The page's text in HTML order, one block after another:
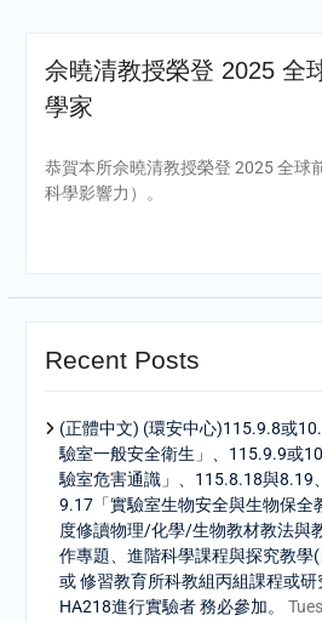
佘曉清教授榮登 2025 全
學家
恭賀本所佘曉清教授榮登 2025 全球
科學影響力）。
Recent Posts
(正體中文) (環安中心)115.9.8或
驗室一般安全衛生」、115.9.9或
驗室危害通識」、115.8.18與8.19
9.17「實驗室生物安全與生物保全
度修讀物理/化學/生物教材教法與
作專題、進階科學課程與探究教學
或 修習教育所科教組丙組課程或研
HA218進行實驗者 務必參加。